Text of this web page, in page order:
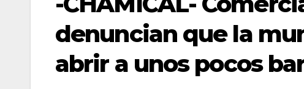
denuncian que la
abrir a unos pocos